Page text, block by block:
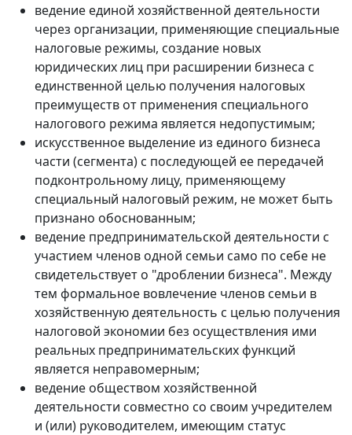
ведение единой хозяйственной деятельности
через организации, применяющие специальные
налоговые режимы, создание новых
юридических лиц при расширении бизнеса с
единственной целью получения налоговых
преимуществ от применения специального
налогового режима является недопустимым;
искусственное выделение из единого бизнеса
части (сегмента) с последующей ее передачей
подконтрольному лицу, применяющему
специальный налоговый режим, не может быть
признано обоснованным;
ведение предпринимательской деятельности с
участием членов одной семьи само по себе не
свидетельствует о "дроблении бизнеса". Между
тем формальное вовлечение членов семьи в
хозяйственную деятельность с целью получения
налоговой экономии без осуществления ими
реальных предпринимательских функций
является неправомерным;
ведение обществом хозяйственной
деятельности совместно со своим учредителем
и (или) руководителем, имеющим статус